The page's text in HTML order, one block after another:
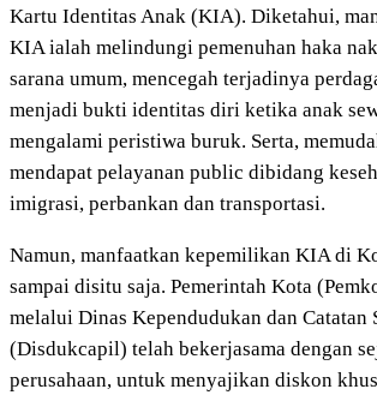
Kartu Identitas Anak (KIA). Diketahui,
KIA ialah melindungi pemenuhan haka
sarana umum, mencegah terjadinya
menjadi bukti identitas diri ketika anak
mengalami peristiwa buruk. Serta,
mendapat pelayanan public dibidang
imigrasi, perbankan dan transportasi.
Namun, manfaatkan kepemilikan KIA di
sampai disitu saja. Pemerintah Kota
melalui Dinas Kependudukan dan Catatan
(Disdukcapil) telah bekerjasama dengan
perusahaan, untuk menyajikan diskon